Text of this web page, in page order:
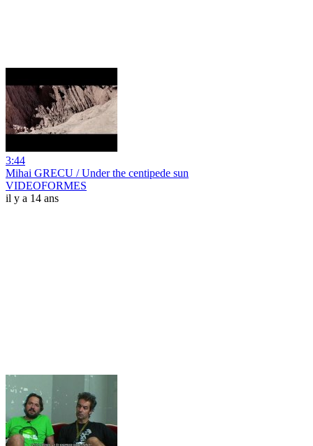
3:44
Mihai GRECU / Under the centipede sun
VIDEOFORMES
il y a 14 ans